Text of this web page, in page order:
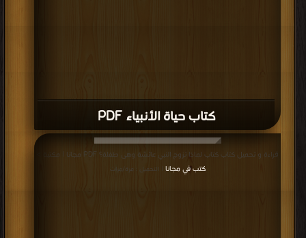
كتاب حياة الأنبياء PDF
قراءة و تحميل كتاب كتاب لماذا تزوج النبي عائشة وهى طفلة؟ PDF مجانا | مكتبة >
كتب في مجانا | التحميل : مرة/مرات